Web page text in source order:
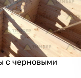
с черновыми